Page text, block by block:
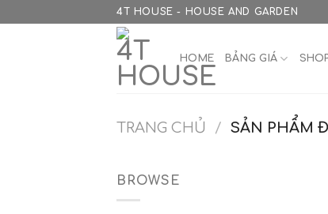
to
4T HOUSE - HOUSE AND GARDEN
HOME BẢNG GIÁ
TRANG CHỦ / SẢN PHẨM
BROWSE